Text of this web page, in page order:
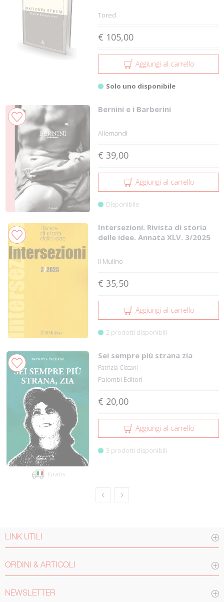
Tored
€ 105,00
Aggiungi al carrello
Solo uno disponibile
Bernini e i Barberini
Allemandi
€ 39,00
Aggiungi al carrello
Disponibile
Intersezioni. Rivista di storia
delle idee. Annata XLV. 3/2025
Il Mulino
€ 35,50
Aggiungi al carrello
2 prodotti disponibili
Gratis
Sei sempre più strana zia
Patrizia Ciccani
Palombi Editori
€ 20,00
Aggiungi al carrello
3 prodotti disponibili
LINK UTILI
ORDINI & ARTICOLI
NEWSLETTER